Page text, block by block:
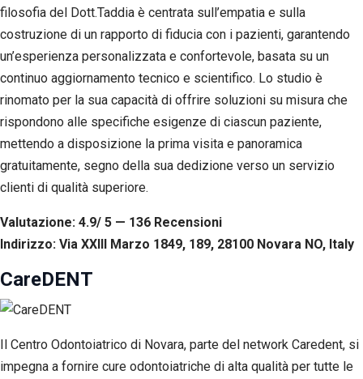
filosofia del Dott.Taddia è centrata sull’empatia e sulla
costruzione di un rapporto di fiducia con i pazienti, garantendo
un’esperienza personalizzata e confortevole, basata su un
continuo aggiornamento tecnico e scientifico. Lo studio è
rinomato per la sua capacità di offrire soluzioni su misura che
rispondono alle specifiche esigenze di ciascun paziente,
mettendo a disposizione la prima visita e panoramica
gratuitamente, segno della sua dedizione verso un servizio
clienti di qualità superiore.
Valutazione: 4.9/ 5 — 136 Recensioni
Indirizzo: Via XXIII Marzo 1849, 189, 28100 Novara NO, Italy
CareDENT
Il Centro Odontoiatrico di Novara, parte del network Caredent, si
impegna a fornire cure odontoiatriche di alta qualità per tutte le